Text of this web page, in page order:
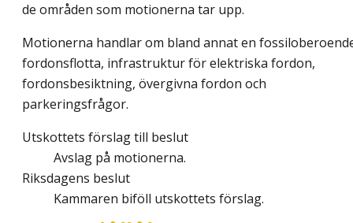
de områden som motionerna tar upp.
Motionerna handlar om bland annat en
fordonsflotta, infrastruktur för elektriska fordon,
fordonsbesiktning, övergivna fordon och
parkeringsfrågor.
Utskottets förslag till beslut
Avslag på motionerna.
Riksdagens beslut
Kammaren biföll utskottets förslag.